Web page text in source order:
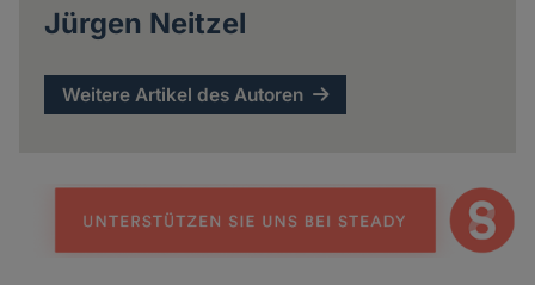
Jürgen Neitzel
Weitere Artikel des Autoren